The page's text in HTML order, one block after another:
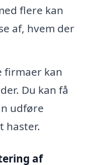
flere kan
af, hvem der
firmaer kan
Du kan få
udføre
haster.
af